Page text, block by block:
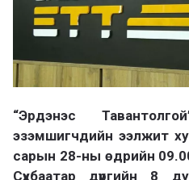
“Эрдэнэс
эзэмшигчдийн ээлжит
сарын 28-ны өдрийн
Сүхбаатар дүүргийн 8